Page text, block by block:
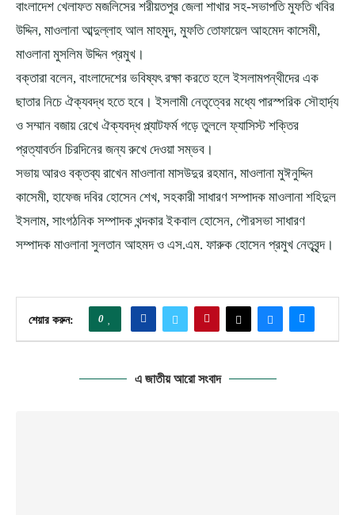
বাংলাদেশ খেলাফত মজলিসের শরীয়তপুর জেলা শাখার সহ-সভাপতি মুফতি খবির
উদ্দিন, মাওলানা আব্দুল্লাহ আল মাহমুদ, মুফতি তোফায়েল আহমেদ কাসেমী,
মাওলানা মুসলিম উদ্দিন প্রমুখ।
বক্তারা বলেন, বাংলাদেশের ভবিষ্যৎ রক্ষা করতে হলে ইসলামপন্থীদের এক
ছাতার নিচে ঐক্যবদ্ধ হতে হবে। ইসলামী নেতৃত্বের মধ্যে পারস্পরিক সৌহার্দ্য
ও সম্মান বজায় রেখে ঐক্যবদ্ধ প্ল্যাটফর্ম গড়ে তুললে ফ্যাসিস্ট শক্তির
প্রত্যাবর্তন চিরদিনের জন্য রুখে দেওয়া সম্ভব।
সভায় আরও বক্তব্য রাখেন মাওলানা মাসউদুর রহমান, মাওলানা মুঈনুদ্দিন
কাসেমী, হাফেজ দবির হোসেন শেখ, সহকারী সাধারণ সম্পাদক মাওলানা শহিদুল
ইসলাম, সাংগঠনিক সম্পাদক খন্দকার ইকবাল হোসেন, পৌরসভা সাধারণ
সম্পাদক মাওলানা সুলতান আহমদ ও এস.এম. ফারুক হোসেন প্রমুখ নেতৃবৃন্দ।
শেয়ার করুন: 0
এ জাতীয় আরো সংবাদ